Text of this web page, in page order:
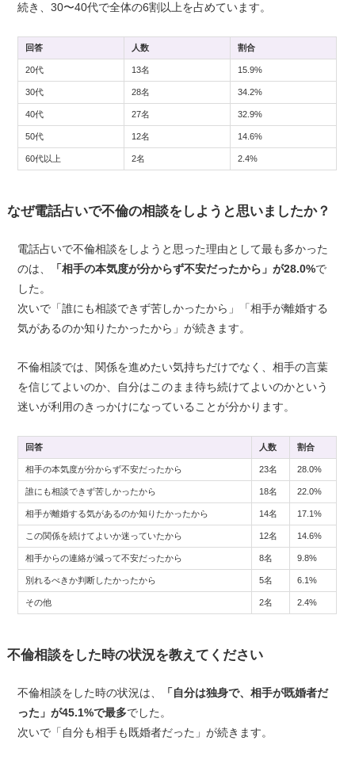
続き、30〜40代で全体の6割以上を占めています。
回答 人数 割合
20代 13名 15.9%
30代 28名 34.2%
40代 27名 32.9%
50代 12名 14.6%
60代以上 2名 2.4%
なぜ電話占いで不倫の相談をしようと思いましたか？
電話占いで不倫相談をしようと思った理由として最も多かった
のは、
「相手の本気度が分からず不安だったから」が28.0%で
した。
次いで「誰にも相談できず苦しかったから」「相手が離婚する
気があるのか知りたかったから」が続きます。
不倫相談では、関係を進めたい気持ちだけでなく、相手の言葉
を信じてよいのか、自分はこのまま待ち続けてよいのかという
迷いが利用のきっかけになっていることが分かります。
回答 人数 割合
相手の本気度が分からず不安だったから 23名 28.0%
誰にも相談できず苦しかったから 18名 22.0%
相手が離婚する気があるのか知りたかったから 14名 17.1%
この関係を続けてよいか迷っていたから 12名 14.6%
相手からの連絡が減って不安だったから 8名 9.8%
別れるべきか判断したかったから 5名 6.1%
その他 2名 2.4%
不倫相談をした時の状況を教えてください
不倫相談をした時の状況は、
「自分は独身で、相手が既婚者だ
った」が45.1%で最多でした。
次いで「自分も相手も既婚者だった」が続きます。